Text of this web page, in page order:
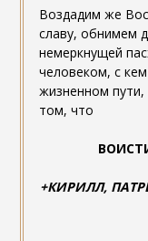
Воздадим же
славу, обнимем
немеркнущей
человеком, с
жизненном пути,
том, что
+КИРИЛЛ,